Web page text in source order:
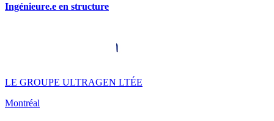
Ingénieure.e en structure
LE GROUPE ULTRAGEN LTÉE
Montréal